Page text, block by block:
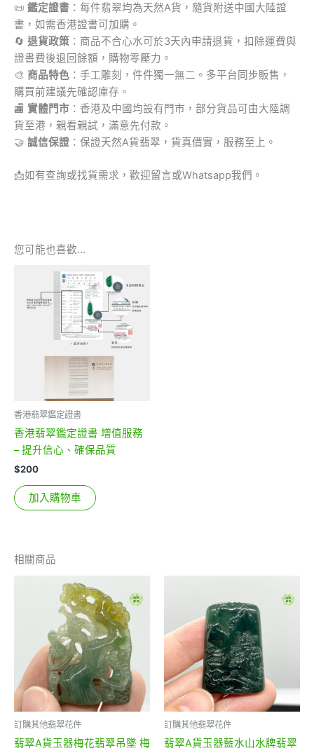
📜 鑑定證書 ：每件翡翠均為天然A貨，隨貨附送中國大陸證
書，如需香港證書可加購。
🔄 退貨政策 ：商品不合心水可於3天內申請退貨，扣除運費與
證書費後退回餘額，購物零壓力。
🎨 商品特色 ：手工雕刻，件件獨一無二。多平台同步販售，
購買前建議先確認庫存。
🏬 實體門市 ：香港及中國均設有門市，部分貨品可由大陸調
貨至港，親看親試，滿意先付款。
🤝 誠信保證 ：保證天然A貨翡翠，貨真價實，服務至上。
📩如有查詢或找貨需求，歡迎留言或Whatsapp我們。
您可能也喜歡…
香港翡翠鑑定證書
香港翡翠鑑定證書 增值服務
– 提升信心、確保品質
$200
加入購物車
相關商品
訂購其他翡翠花件
翡翠A貨玉器梅花翡翠吊墜 梅
訂購其他翡翠花件
翡翠A貨玉器藍水山水牌翡翠